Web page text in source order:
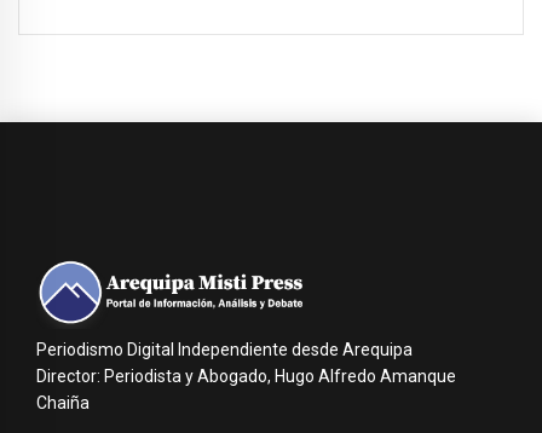
Periodismo Digital Independiente desde Arequipa
Director: Periodista y Abogado, Hugo Alfredo Amanque
Chaiña